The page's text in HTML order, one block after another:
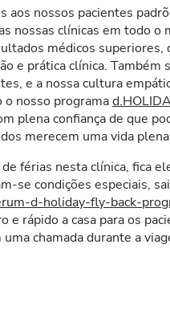
aos nossos pacientes
nossas clínicas em todo o
médicos
e prática clínica.
e a nossa cultura
nosso programa
plena confiança de que
merecem uma vida
férias nesta clínica, fica
se condições especiais,
d-holiday-fly-back-
e rápido a casa para os
chamada durante a